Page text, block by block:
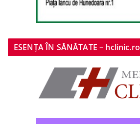
ESENȚA ÎN SĂNĂTATE – hclinic.ro